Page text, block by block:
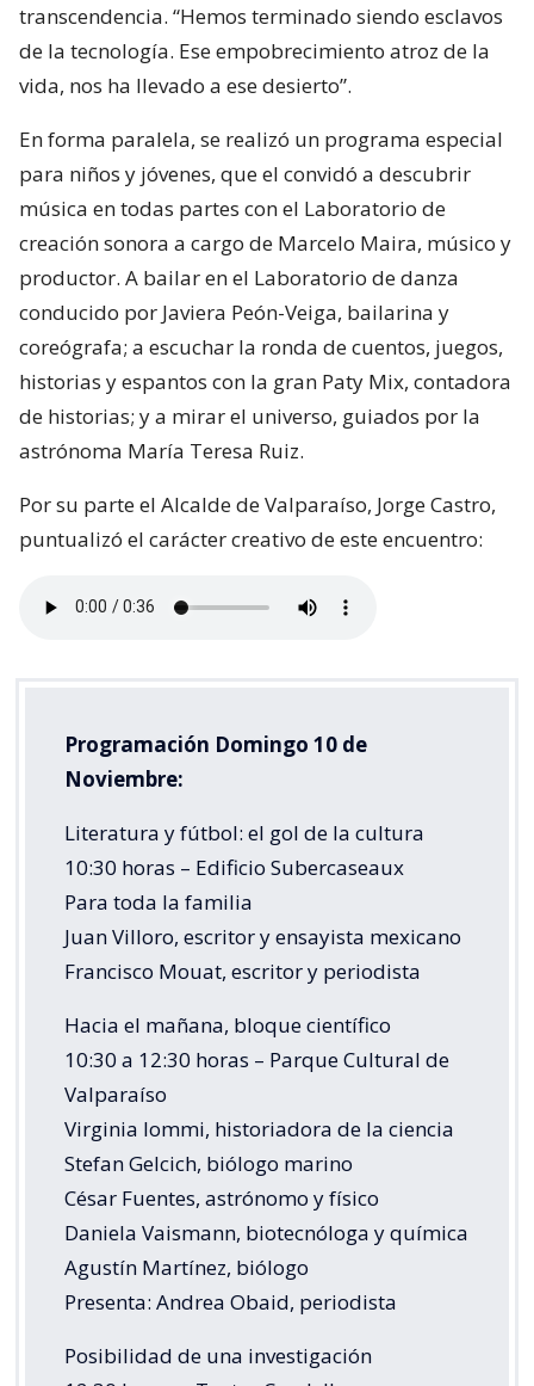
transcendencia. “Hemos terminado siendo esclavos
de la tecnología. Ese empobrecimiento atroz de la
vida, nos ha llevado a ese desierto”.
En forma paralela, se realizó un programa especial
para niños y jóvenes, que el convidó a descubrir
música en todas partes con el Laboratorio de
creación sonora a cargo de Marcelo Maira, músico y
productor. A bailar en el Laboratorio de danza
conducido por Javiera Peón-Veiga, bailarina y
coreógrafa; a escuchar la ronda de cuentos, juegos,
historias y espantos con la gran Paty Mix, contadora
de historias; y a mirar el universo, guiados por la
astrónoma María Teresa Ruiz.
Por su parte el Alcalde de Valparaíso, Jorge Castro,
puntualizó el carácter creativo de este encuentro:
Programación Domingo 10 de
Noviembre:
Literatura y fútbol: el gol de la cultura
10:30 horas – Edificio Subercaseaux
Para toda la familia
Juan Villoro, escritor y ensayista mexicano
Francisco Mouat, escritor y periodista
Hacia el mañana, bloque científico
10:30 a 12:30 horas – Parque Cultural de
Valparaíso
Virginia Iommi, historiadora de la ciencia
Stefan Gelcich, biólogo marino
César Fuentes, astrónomo y físico
Daniela Vaismann, biotecnóloga y química
Agustín Martínez, biólogo
Presenta: Andrea Obaid, periodista
Posibilidad de una investigación